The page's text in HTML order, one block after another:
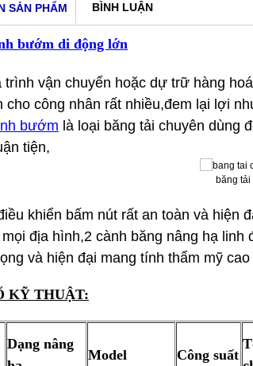
SẢN PHẨM BÌNH LUẬN
bướm di động lớn
trình vận chuyển hoặc dự trữ hàng
cho công nhân rất nhiều,đem lại lợi
bướm là loại băng tải chuyên dùng
tiện,
băng
khiển bấm nút rất an toàn và hiện
mọi địa hình,2 cành băng nâng hạ
và hiện đại mang tính thẩm mỹ
KỸ THUẬT:
Dạng nâng
Model Công suất